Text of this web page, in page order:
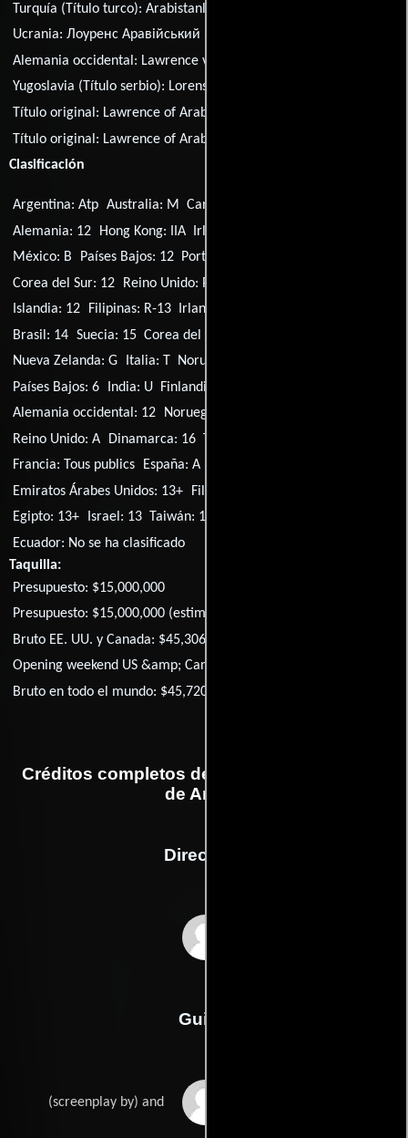
Turquía (Título turco):Arabistanli Lawrence
Ucrania:Лоуренс Аравiйський
Alemania occidental: Lawrence von Arabien
Yugoslavia (Título serbio): Lorens od Arabije
Título original: Lawrence of Arabia
Título original: Lawrence of Arabia
Clasificación
Argentina: Atp Australia: M Canadá: PG
Alemania: 12
Hong Kong: IIA Irlanda: PG
México: B
Países Bajos: 12 Portugal: M/12
Corea del Sur: 12
Reino Unido: PG
Islandia: 12
Filipinas: R-13 Irlanda: 12
Brasil: 14 Suecia: 15 Corea del Sur: 15
Nueva Zelanda: G
Italia: T Noruega: 12
Países Bajos: 6
India: U Finlandia: K-16
Alemania occidental: 12
Noruega: 16
Reino Unido: A
Dinamarca: 16 Turquía: 13A
Francia: Tous publics
España: A
Emiratos Árabes Unidos: 13+
Filipinas: SPG
Egipto: 13+
Israel: 13 Taiwán: 13+
Ecuador: No se ha clasificado
Taquilla:
Presupuesto: $15,000,000
Presupuesto: $15,000,000 (estimated)
Bruto EE. UU. y Canada: $45,306,425
Opening weekend US &amp; Canada: $20,846
Bruto en todo el mundo: $45,720,631
Créditos completos de la película Lawrence
de Arabia
Dirección
Guión
(screenplay by) and